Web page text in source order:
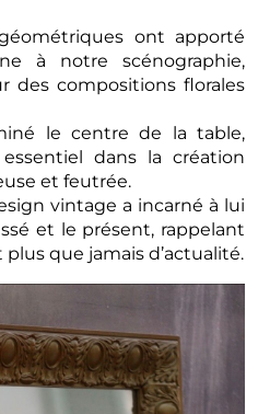
ont apporté
à notre scénographie,
des compositions florales
le centre de la table,
dans la création
et feutrée.
vintage a incarné à lui
et le présent, rappelant
que jamais d’actualité.